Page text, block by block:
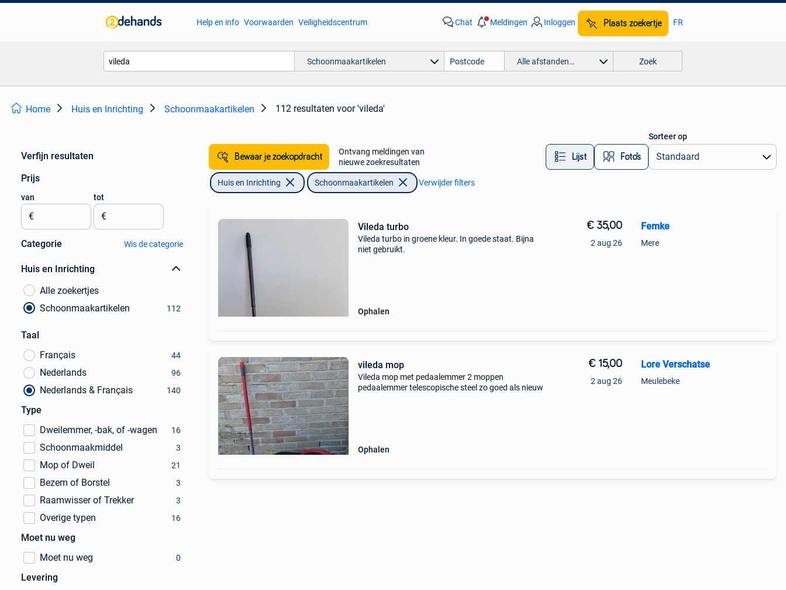
Help en info Voorwaarden Veiligheidscentrum Chat Meldingen Inloggen Plaats zoekertje FR
Schoonmaakartikelen Alle afstanden… Zoek
Home Huis en Inrichting Schoonmaakartikelen 112 resultaten voor 'vileda'
Verfijn resultaten
Prijs
van
€
tot
€
Categorie Wis de categorie
Huis en Inrichting
Alle zoekertjes
Schoonmaakartikelen
112
Taal
Français
44
Nederlands 96
Nederlands & Français 140
Type
Dweilemmer, -bak, of -wagen
16
Schoonmaakmiddel 3
Mop of Dweil 21
Bezem of Borstel 3
Raamwisser of Trekker 3
Overige typen 16
Moet nu weg
Moet nu weg
0
Levering
Bewaar je zoekopdracht
Ontvang meldingen van
nieuwe zoekresultaten
Lijst Foto’s
Sorteer op
Huis en Inrichting Schoonmaakartikelen Verwijder filters
Vileda turbo
Vileda turbo in groene kleur. In goede staat. Bijna
niet gebruikt.
Ophalen
€ 35,00
2 aug 26
Femke
Mere
vileda mop
Vileda mop met pedaalemmer 2 moppen
pedaalemmer telescopische steel zo goed als nieuw
Ophalen
€ 15,00
2 aug 26
Lore Verschatse
Meulebeke